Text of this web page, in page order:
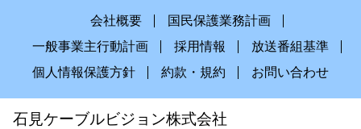
会社概要
国民保護業務計画
一般事業主行動計画
採用情報
放送番組基準
個人情報保護方針
約款・規約 お問い合わせ
石見ケーブルビジョン株式会社